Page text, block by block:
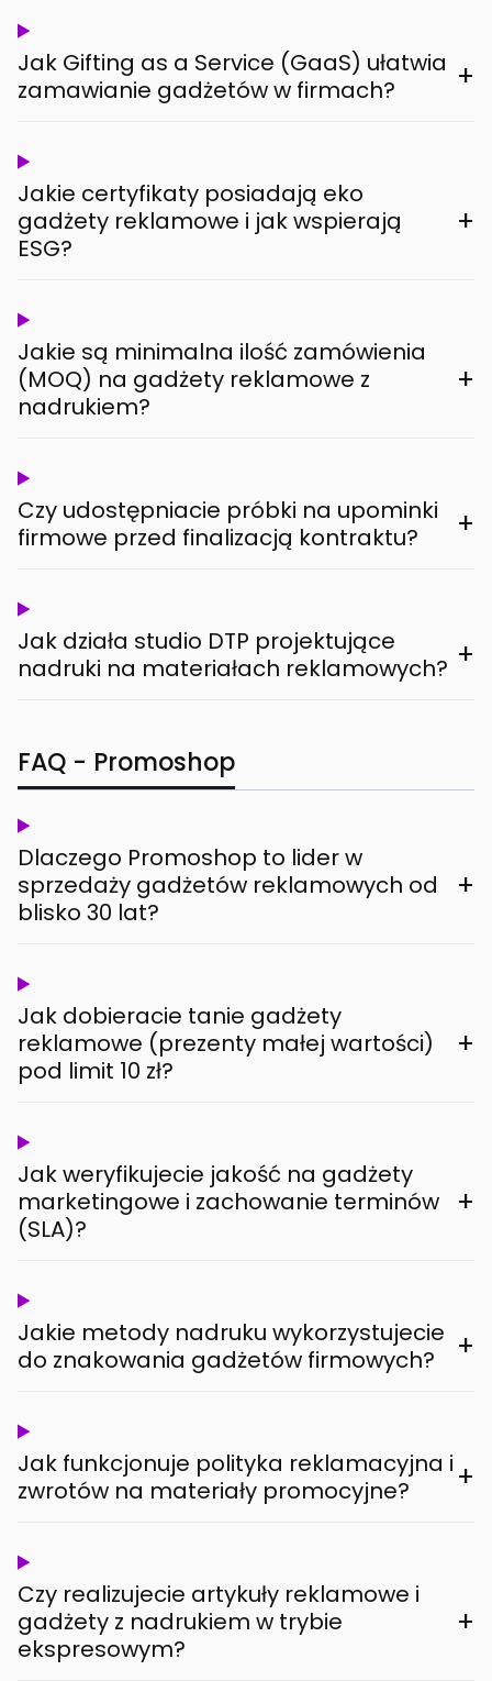
Jak Gifting as a Service (GaaS) ułatwia
zamawianie gadżetów w firmach?
+
Jakie certyfikaty posiadają eko
gadżety reklamowe i jak wspierają
ESG?
+
Jakie są minimalna ilość zamówienia
(MOQ) na gadżety reklamowe z
nadrukiem?
+
Czy udostępniacie próbki na upominki
firmowe przed finalizacją kontraktu?
+
Jak działa studio DTP projektujące
nadruki na materiałach reklamowych? +
FAQ - Promoshop
Dlaczego Promoshop to lider w
sprzedaży gadżetów reklamowych od
blisko 30 lat?
+
Jak dobieracie tanie gadżety
reklamowe (prezenty małej wartości)
pod limit 10 zł?
+
Jak weryfikujecie jakość na gadżety
marketingowe i zachowanie terminów
(SLA)?
+
Jakie metody nadruku wykorzystujecie
do znakowania gadżetów firmowych?
+
Jak funkcjonuje polityka reklamacyjna i
zwrotów na materiały promocyjne?
+
Czy realizujecie artykuły reklamowe i
gadżety z nadrukiem w trybie
ekspresowym?
+